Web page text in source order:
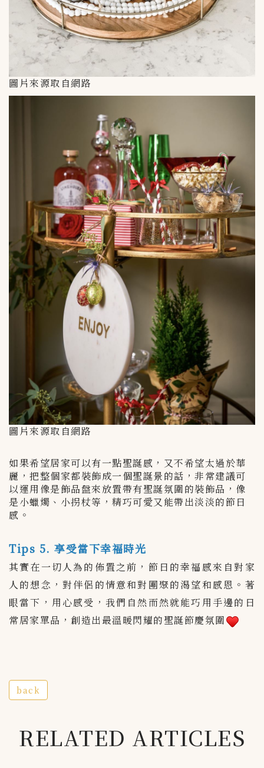
圖片來源取自網路
圖片來源取自網路
如果希望居家可以有一點聖誕感，又不希望太過於華
麗，把整個家都裝飾成一個聖誕景的話，非常建議可
以運用像是飾品盤來放置帶有聖誕氛圍的裝飾品，像
是小蠟燭、小拐杖等，精巧可愛又能帶出淡淡的節日
感。
Tips 5. 享受當下幸福時光
其實在一切人為的佈置之前，節日的幸福感來自對家
人的想念，對伴侶的情意和對團聚的渴望和感恩。著
眼當下，用心感受，我們自然而然就能巧用手邊的日
常居家單品，創造出最溫暖閃耀的聖誕節慶氛圍
back
RELATED ARTICLES